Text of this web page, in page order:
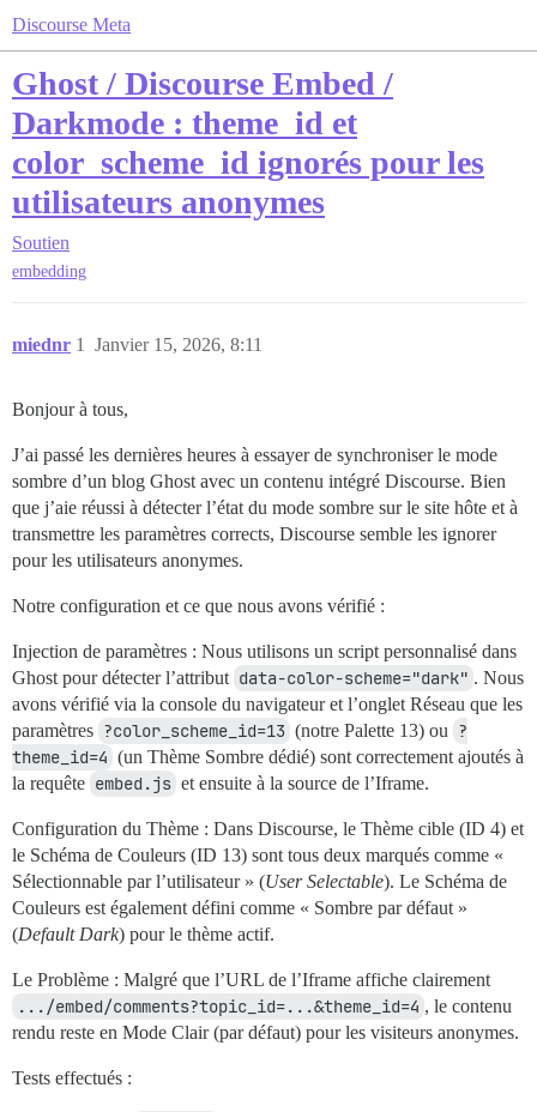
Discourse Meta
Ghost / Discourse Embed /
Darkmode : theme_id et
color_scheme_id ignorés pour les
utilisateurs anonymes
Soutien
embedding
miednr Janvier 15, 2026, 8:11
1
Bonjour à tous,
J’ai passé les dernières heures à essayer de synchroniser le mode
sombre d’un blog Ghost avec un contenu intégré Discourse. Bien
que j’aie réussi à détecter l’état du mode sombre sur le site hôte et à
transmettre les paramètres corrects, Discourse semble les ignorer
pour les utilisateurs anonymes.
Notre configuration et ce que nous avons vérifié :
Injection de paramètres : Nous utilisons un script personnalisé dans
Ghost pour détecter l’attribut data-color-scheme="dark" . Nous
avons vérifié via la console du navigateur et l’onglet Réseau que les
paramètres ?color_scheme_id=13 (notre Palette 13) ou ?
theme_id=4 (un Thème Sombre dédié) sont correctement ajoutés à
la requête embed.js et ensuite à la source de l’Iframe.
Configuration du Thème : Dans Discourse, le Thème cible (ID 4) et
le Schéma de Couleurs (ID 13) sont tous deux marqués comme «
Sélectionnable par l’utilisateur » (User Selectable). Le Schéma de
Couleurs est également défini comme « Sombre par défaut »
(Default Dark) pour le thème actif.
Le Problème : Malgré que l’URL de l’Iframe affiche clairement
.../embed/comments?topic_id=...&theme_id=4 , le contenu
rendu reste en Mode Clair (par défaut) pour les visiteurs anonymes.
Tests effectués :